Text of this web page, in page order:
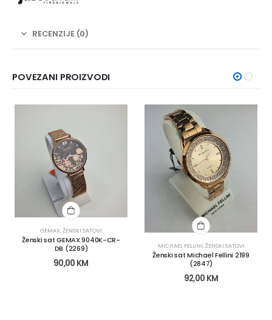
RECENZIJE (0)
POVEZANI PROIZVODI
GEMAX,ŽENSKI SATOVI
Ženski sat GEMAX 9040K-CR-
DB (2269)
90,00 KM
MICHAEL FELLINI,ŽENSKI SATOVI
Ženski sat Michael Fellini 2199
(2847)
92,00 KM